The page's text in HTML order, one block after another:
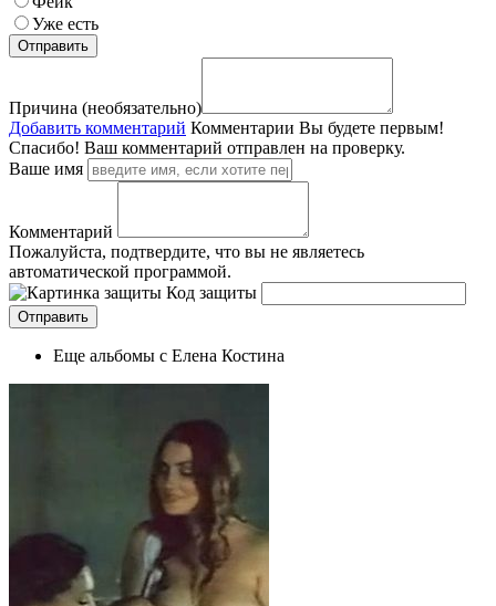
Уже есть
Причина (необязательно)
Добавить комментарий Комментарии Вы будете первым!
Спасибо! Ваш комментарий отправлен на проверку.
Ваше имя
Комментарий
Пожалуйста, подтвердите, что вы не являетесь
автоматической программой.
Код защиты
Еще альбомы с Елена Костина